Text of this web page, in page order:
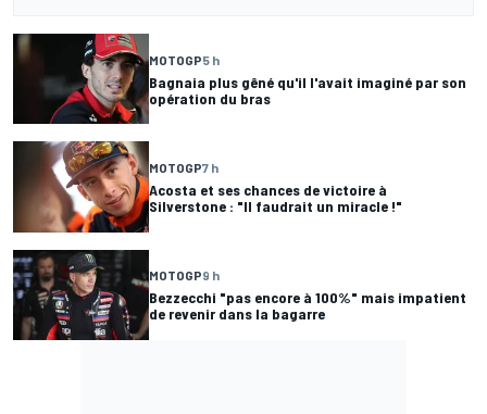
MOTOGP5 h
Bagnaia plus gêné qu'il l'avait imaginé par son
opération du bras
MOTOGP7 h
Acosta et ses chances de victoire à
Silverstone : "Il faudrait un miracle !"
MOTOGP9 h
Bezzecchi "pas encore à 100%" mais impatient
de revenir dans la bagarre